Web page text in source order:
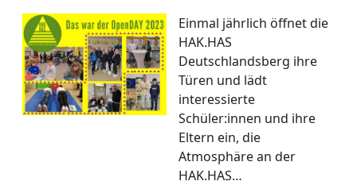
Einmal jährlich öffnet die
HAK.HAS
Deutschlandsberg ihre
Türen und lädt
interessierte
Schüler:innen und ihre
Eltern ein, die
Atmosphäre an der
HAK.HAS…